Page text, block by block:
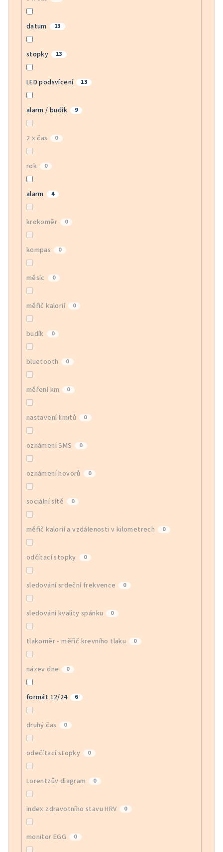
datum 13
stopky 13
LED podsvícení 13
alarm / budík 9
2 x čas 0
rok 0
alarm 4
krokoměr 0
kompas 0
měsíc 0
měřič kalorií 0
budík 0
bluetooth 0
měření km 0
nastavení limitů 0
oznámení SMS 0
oznámení hovorů 0
sociální sítě 0
měřič kalorií a vzdálenosti v kilometrech 0
odčítací stopky 0
sledování srdeční frekvence 0
sledování kvality spánku 0
tlakoměr - měřič krevního tlaku 0
název dne 0
formát 12/24 6
druhý čas 0
odečítací stopky 0
Lorentzův diagram 0
index zdravotního stavu HRV 0
monitor EGG 0